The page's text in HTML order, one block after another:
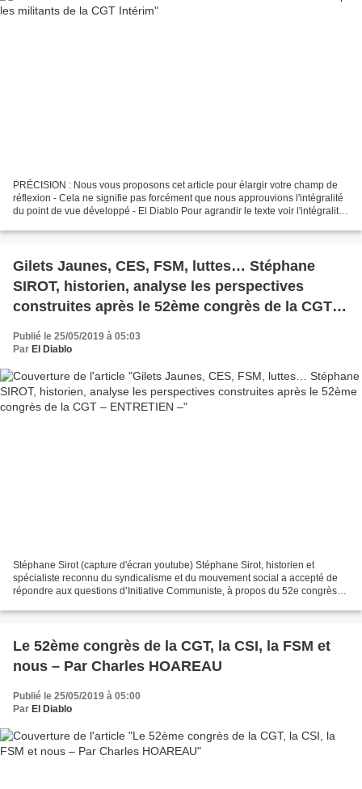
PRÉCISION : Nous vous proposons cet article pour élargir votre champ de
réflexion - Cela ne signifie pas forcément que nous approuvions l'intégralité
du point de vue développé - El Diablo Pour agrandir le texte voir l'intégralité
Gilets Jaunes, CES, FSM, luttes… Stéphane
SIROT, historien, analyse les perspectives
construites après le 52ème congrès de la CGT –
Publié le 25/05/2019 à 05:03
Par El Diablo
Stéphane Sirot (capture d'écran youtube) Stéphane Sirot, historien et
spécialiste reconnu du syndicalisme et du mouvement social a accepté de
répondre aux questions d’Initiative Communiste, à propos du 52e congrès
Le 52ème congrès de la CGT, la CSI, la FSM et
nous – Par Charles HOAREAU
Publié le 25/05/2019 à 05:00
Par El Diablo